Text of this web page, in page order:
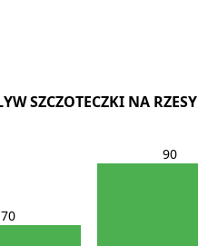
SZCZOTECZKI NA RZESY
70
90